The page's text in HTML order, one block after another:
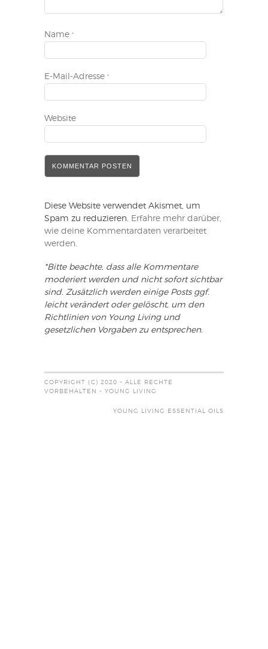
Name *
E-Mail-Adresse *
Website
Diese Website verwendet Akismet, um
Spam zu reduzieren. Erfahre mehr darüber,
wie deine Kommentardaten verarbeitet
werden.
*Bitte beachte, dass alle Kommentare
moderiert werden und nicht sofort sichtbar
sind. Zusätzlich werden einige Posts ggf.
leicht verändert oder gelöscht, um den
Richtlinien von Young Living und
gesetzlichen Vorgaben zu entsprechen.
COPYRIGHT (C) 2020 - ALLE RECHTE
VORBEHALTEN - YOUNG LIVING
YOUNG LIVING ESSENTIAL OILS